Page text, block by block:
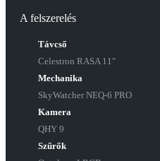
A felszerelés
Távcső
Celestron RASA 11″
Mechanika
SkyWatcher NEQ-6 PRO
Kamera
QHY 9
Szűrők